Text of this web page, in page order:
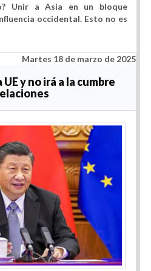
Unir a Asia en un bloque
occidental. Esto no es
Martes 18 de marzo de 2025
y no irá a la cumbre